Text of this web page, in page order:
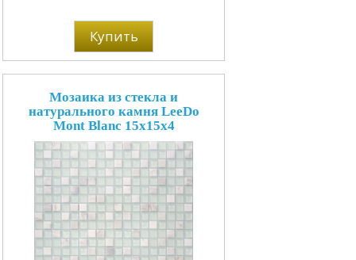
Купить
Мозаика из стекла и
натурального камня LeeDo
Mont Blanc 15x15x4